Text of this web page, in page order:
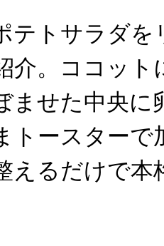
テトサラダを
介。ココッ
ませた中央に
トースターで
えるだけで本